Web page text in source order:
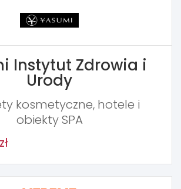
Instytut Zdrowia i
Urody
kosmetyczne, hotele i
obiekty SPA